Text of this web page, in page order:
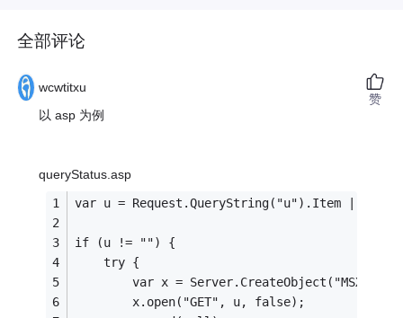
全部评论
wcwtitxu
以 asp 为例
queryStatus.asp
var u = Request.QueryString("u").Item || '';
if (u != "") {
	try {
var x =
		x.open("GET", u, false);
赞